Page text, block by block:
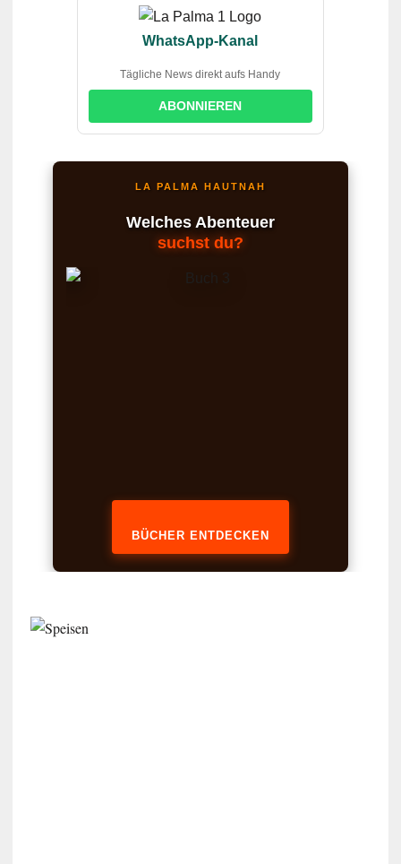
WhatsApp-Kanal
Tägliche News direkt aufs Handy
ABONNIEREN
LA PALMA HAUTNAH
Welches Abenteuer
suchst du?
BÜCHER ENTDECKEN